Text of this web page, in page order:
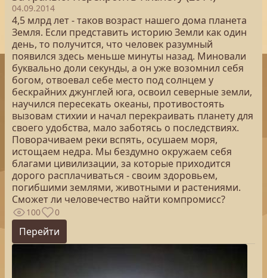
04.09.2014
4,5 млрд лет - таков возраст нашего дома планета
Земля. Если представить историю Земли как один
день, то получится, что человек разумный
появился здесь меньше минуты назад. Миновали
буквально доли секунды, а он уже возомнил себя
богом, отвоевал себе место под солнцем у
бескрайних джунглей юга, освоил северные земли,
научился пересекать океаны, противостоять
вызовам стихии и начал перекраивать планету для
своего удобства, мало заботясь о последствиях.
Поворачиваем реки вспять, осушаем моря,
истощаем недра. Мы бездумно окружаем себя
благами цивилизации, за которые приходится
дорого расплачиваться - своим здоровьем,
погибшими землями, животными и растениями.
Сможет ли человечество найти компромисс?
100 0
Перейти